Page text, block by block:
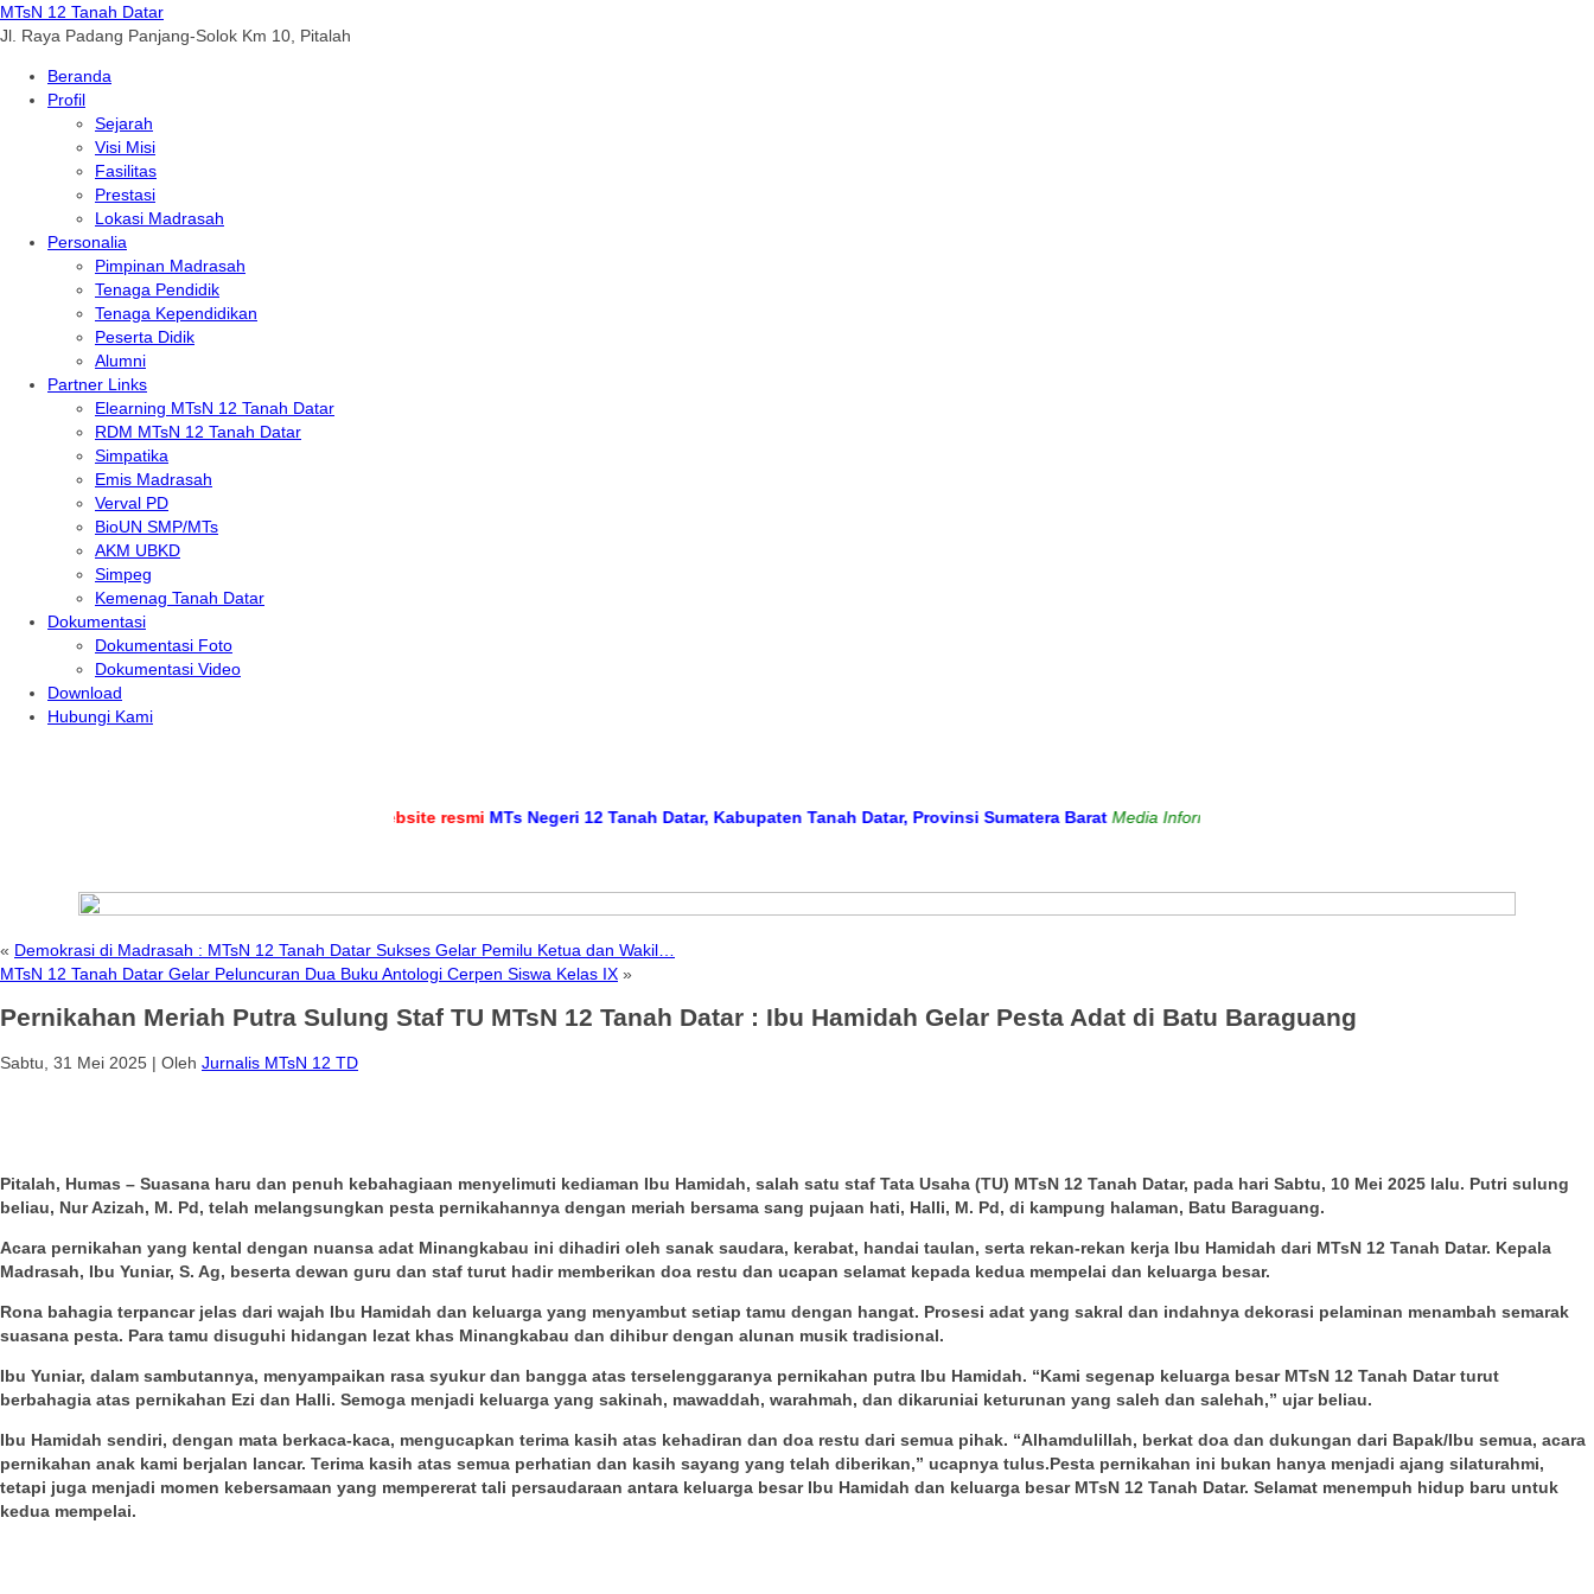
MTsN 12 Tanah Datar
Jl. Raya Padang Panjang-Solok Km 10, Pitalah
Beranda
Profil
Sejarah
Visi Misi
Fasilitas
Prestasi
Lokasi Madrasah
Personalia
Pimpinan Madrasah
Tenaga Pendidik
Tenaga Kependidikan
Peserta Didik
Alumni
Partner Links
Elearning MTsN 12 Tanah Datar
RDM MTsN 12 Tanah Datar
Simpatika
Emis Madrasah
Verval PD
BioUN SMP/MTs
AKM UBKD
Simpeg
Kemenag Tanah Datar
Dokumentasi
Dokumentasi Foto
Dokumentasi Video
Download
Hubungi Kami
website resmi MTs Negeri 12 Tanah Datar, Kabupaten Tanah Datar, Provinsi Sumatera Barat Media Informasi dan Sarana Komunikasi Antara Sekolah dengan
« Demokrasi di Madrasah : MTsN 12 Tanah Datar Sukses Gelar Pemilu Ketua dan Wakil…
MTsN 12 Tanah Datar Gelar Peluncuran Dua Buku Antologi Cerpen Siswa Kelas IX »
Pernikahan Meriah Putra Sulung Staf TU MTsN 12 Tanah Datar : Ibu Hamidah Gelar Pesta Adat di Batu Baraguang
Sabtu, 31 Mei 2025 | Oleh Jurnalis MTsN 12 TD
Pitalah, Humas – Suasana haru dan penuh kebahagiaan menyelimuti kediaman Ibu Hamidah, salah satu staf Tata Usaha (TU) MTsN 12 Tanah Datar, pada hari Sabtu, 10 Mei 2025 lalu. Putri sulung
beliau, Nur Azizah, M. Pd, telah melangsungkan pesta pernikahannya dengan meriah bersama sang pujaan hati, Halli, M. Pd, di kampung halaman, Batu Baraguang.
Acara pernikahan yang kental dengan nuansa adat Minangkabau ini dihadiri oleh sanak saudara, kerabat, handai taulan, serta rekan-rekan kerja Ibu Hamidah dari MTsN 12 Tanah Datar. Kepala
Madrasah, Ibu Yuniar, S. Ag, beserta dewan guru dan staf turut hadir memberikan doa restu dan ucapan selamat kepada kedua mempelai dan keluarga besar.
Rona bahagia terpancar jelas dari wajah Ibu Hamidah dan keluarga yang menyambut setiap tamu dengan hangat. Prosesi adat yang sakral dan indahnya dekorasi pelaminan menambah semarak
suasana pesta. Para tamu disuguhi hidangan lezat khas Minangkabau dan dihibur dengan alunan musik tradisional.
Ibu Yuniar, dalam sambutannya, menyampaikan rasa syukur dan bangga atas terselenggaranya pernikahan putra Ibu Hamidah. “Kami segenap keluarga besar MTsN 12 Tanah Datar turut
berbahagia atas pernikahan Ezi dan Halli. Semoga menjadi keluarga yang sakinah, mawaddah, warahmah, dan dikaruniai keturunan yang saleh dan salehah,” ujar beliau.
Ibu Hamidah sendiri, dengan mata berkaca-kaca, mengucapkan terima kasih atas kehadiran dan doa restu dari semua pihak. “Alhamdulillah, berkat doa dan dukungan dari Bapak/Ibu semua, acara
pernikahan anak kami berjalan lancar. Terima kasih atas semua perhatian dan kasih sayang yang telah diberikan,” ucapnya tulus.Pesta pernikahan ini bukan hanya menjadi ajang silaturahmi,
tetapi juga menjadi momen kebersamaan yang mempererat tali persaudaraan antara keluarga besar Ibu Hamidah dan keluarga besar MTsN 12 Tanah Datar. Selamat menempuh hidup baru untuk
kedua mempelai.